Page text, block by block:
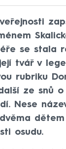
se stala
tvář v
rubriku
ze snů
Nese
osudu.